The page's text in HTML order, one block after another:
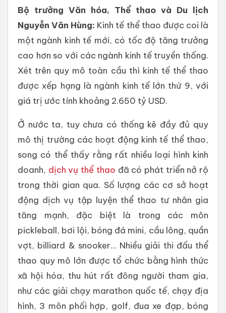
Bộ trưởng Văn hóa, Thể thao và Du lịch
Nguyễn Văn Hùng: Kinh tế thể thao được coi là
một ngành kinh tế mới, có tốc độ tăng trưởng
cao hơn so với các ngành kinh tế truyền thống.
Xét trên quy mô toàn cầu thì kinh tế thể thao
được xếp hạng là ngành kinh tế lớn thứ 9, với
giá trị ước tính khoảng 2.650 tỷ USD.
Ở nước ta, tuy chưa có thống kê đầy đủ quy
mô thị trường các hoạt động kinh tế thể thao,
song có thể thấy rằng rất nhiều loại hình kinh
doanh, dịch vụ thể thao đã có phát triển nở rộ
trong thời gian qua. Số lượng các cơ sở hoạt
động dịch vụ tập luyện thể thao tư nhân gia
tăng mạnh, đặc biệt là trong các môn
pickleball, bơi lội, bóng đá mini, cầu lông, quần
vợt, billiard & snooker... Nhiều giải thi đấu thể
thao quy mô lớn được tổ chức bằng hình thức
xã hội hóa, thu hút rất đông người tham gia,
như các giải chạy marathon quốc tế, chạy địa
hình, 3 môn phối hợp, golf, đua xe đạp, bóng